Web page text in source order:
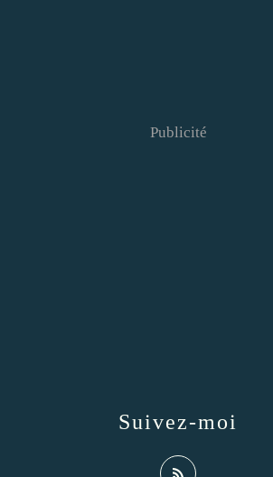
Suivez-moi
Publicité